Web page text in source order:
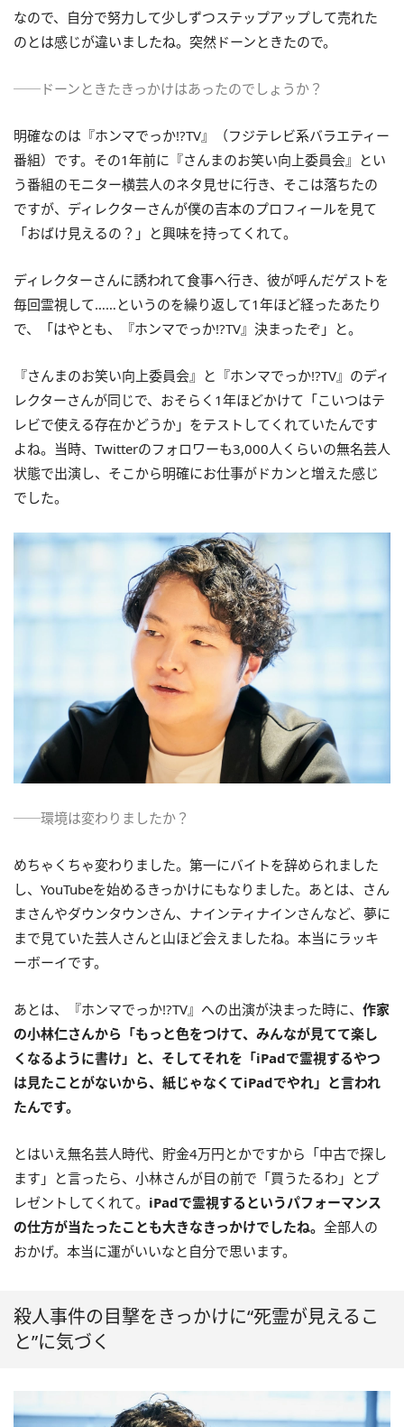
なので、自分で努力して少しずつステップアップして売れた
のとは感じが違いましたね。突然ドーンときたので。
──ドーンときたきっかけはあったのでしょうか？
明確なのは『ホンマでっか!?TV』（フジテレビ系バラエティー
番組）です。その1年前に『さんまのお笑い向上委員会』とい
う番組のモニター横芸人のネタ見せに行き、そこは落ちたの
ですが、ディレクターさんが僕の吉本のプロフィールを見て
「おばけ見えるの？」と興味を持ってくれて。
ディレクターさんに誘われて食事へ行き、彼が呼んだゲストを
毎回霊視して……というのを繰り返して1年ほど経ったあたり
で、「はやとも、『ホンマでっか!?TV』決まったぞ」と。
『さんまのお笑い向上委員会』と『ホンマでっか!?TV』のディ
レクターさんが同じで、おそらく1年ほどかけて「こいつはテ
レビで使える存在かどうか」をテストしてくれていたんです
よね。当時、Twitterのフォロワーも3,000人くらいの無名芸人
状態で出演し、そこから明確にお仕事がドカンと増えた感じ
でした。
──環境は変わりましたか？
めちゃくちゃ変わりました。第一にバイトを辞められました
し、YouTubeを始めるきっかけにもなりました。あとは、さん
まさんやダウンタウンさん、ナインティナインさんなど、夢に
まで見ていた芸人さんと山ほど会えましたね。本当にラッキ
ーボーイです。
あとは、『ホンマでっか!?TV』への出演が決まった時に、 作家
の小林仁さんから「もっと色をつけて、みんなが見てて楽し
くなるように書け」と、そしてそれを「iPadで霊視するやつ
は見たことがないから、紙じゃなくてiPadでやれ」と言われ
たんです。
とはいえ無名芸人時代、貯金4万円とかですから「中古で探し
ます」と言ったら、小林さんが目の前で「買うたるわ」とプ
レゼントしてくれて。 iPadで霊視するというパフォーマンス
の仕方が当たったことも大きなきっかけでしたね。 全部人の
おかげ。本当に運がいいなと自分で思います。
殺人事件の目撃をきっかけに“死霊が見えるこ
と”に気づく